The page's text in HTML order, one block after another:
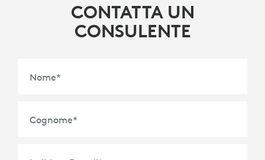
CONTATTA UN
CONSULENTE
Nome*
Cognome*